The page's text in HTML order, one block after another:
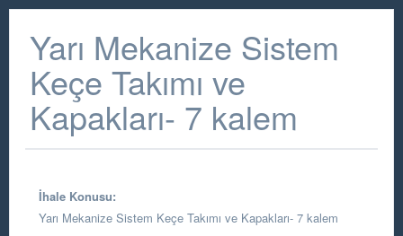
Yarı Mekanize Sistem
Keçe Takımı ve
Kapakları- 7 kalem
İhale Konusu:
Yarı Mekanize Sistem Keçe Takımı ve Kapakları- 7 kalem